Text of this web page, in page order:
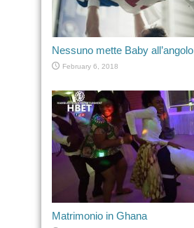
Nessuno mette Baby all’angolo
February 6, 2018
Matrimonio in Ghana